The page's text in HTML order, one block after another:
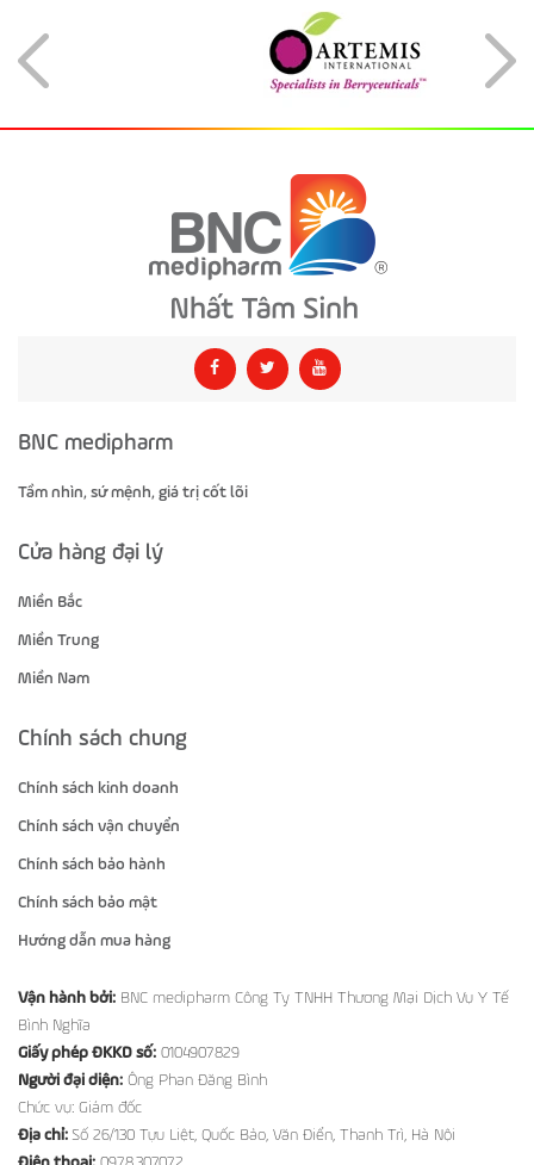
BNC medipharm
Tầm nhìn, sứ mệnh, giá trị cốt lõi
Cửa hàng đại lý
Miền Bắc
Miền Trung
Miền Nam
Chính sách chung
Chính sách kinh doanh
Chính sách vận chuyển
Chính sách bảo hành
Chính sách bảo mật
Hướng dẫn mua hàng
Vận hành bởi: BNC medipharm Công Ty TNHH Thương Mại Dịch Vụ Y Tế
Bình Nghĩa
Giấy phép ĐKKD số: 0104907829
Người đại diện: Ông Phan Đăng Bình
Chức vụ: Giám đốc
Địa chỉ: Số 26/130 Tựu Liệt, Quốc Bảo, Văn Điển, Thanh Trì, Hà Nội